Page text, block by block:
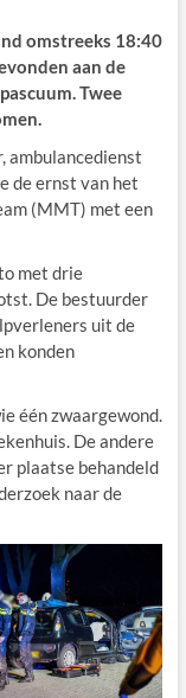
omstreeks 18:40
aan de
Twee
ambulancedienst
de ernst van het
(MMT) met een
met drie
De bestuurder
uit de
konden
één zwaargewond.
De andere
plaatse behandeld
naar de